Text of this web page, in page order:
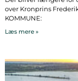
over Kronprins
KOMMUNE:
Læs mere »